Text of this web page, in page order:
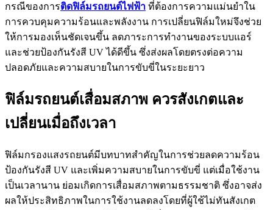
กรณีของการติดฟิล์มรถยนต์ไฟฟ้า ที่ต้องการความแม่นยำใน
การควบคุมความร้อนและพลังงาน การเปลี่ยนฟิล์มใหม่จึงช่วย
ให้การมองเห็นชัดเจนขึ้น ลดภาระการทำงานของระบบแอร์
และช่วยป้องกันรังสี UV ได้ดีขึ้น ซึ่งส่งผลโดยตรงต่อความ
ปลอดภัยและความสบายในการขับขี่ในระยะยาว
ฟิล์มรถยนต์เสื่อมสภาพ ควรสังเกตและ
เปลี่ยนเมื่อถึงเวลา
ฟิล์มกรองแสงรถยนต์มีบทบาทสำคัญในการช่วยลดความร้อน
ป้องกันรังสี UV และเพิ่มความสบายในการขับขี่ แต่เมื่อใช้งาน
เป็นเวลานาน ย่อมเกิดการเสื่อมสภาพตามธรรมชาติ ซึ่งอาจส่ง
ผลให้ประสิทธิภาพในการใช้งานลดลงโดยที่ผู้ใช้ไม่ทันสังเกต